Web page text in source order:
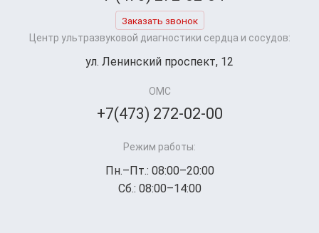
Заказать звонок
Центр ультразвуковой диагностики сердца и сосудов:
ул. Ленинский проспект, 12
ОМС
+7(473) 272-02-00
Режим работы:
Пн.–Пт.: 08:00–20:00
Сб.: 08:00–14:00